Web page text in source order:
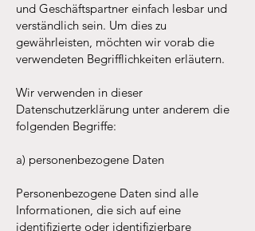
und Geschäftspartner einfach lesbar und
verständlich sein. Um dies zu
gewährleisten, möchten wir vorab die
verwendeten Begrifflichkeiten erläutern.
Wir verwenden in dieser
Datenschutzerklärung unter anderem die
folgenden Begriffe:
a) personenbezogene Daten
Personenbezogene Daten sind alle
Informationen, die sich auf eine
identifizierte oder identifizierbare